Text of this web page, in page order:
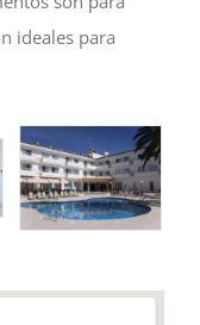
ideales para